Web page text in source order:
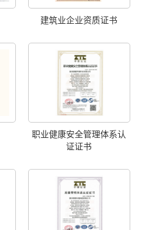
建筑业企业资质证书
职业健康安全管理体系认
证证书